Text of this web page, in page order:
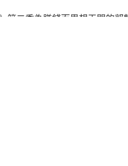
第二季為賺錢而異想天開的